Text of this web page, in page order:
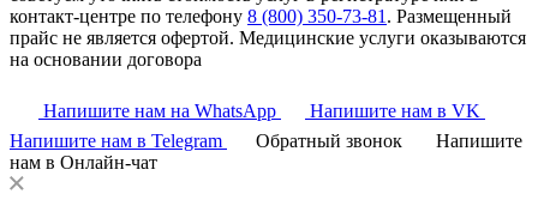
контакт-центре по телефону 8 (800) 350-73-81 . Размещенный
прайс не является офертой. Медицинские услуги оказываются
на основании договора
Напишите нам на WhatsApp
Напишите нам в VK
Напишите нам в Telegram
Обратный звонок
Напишите
нам в Онлайн-чат